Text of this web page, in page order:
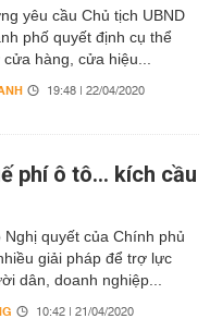
yêu cầu Chủ tịch UBND
phố quyết định cụ thể
hàng, cửa hiệu...
19:48 | 22/04/2020
phí ô tô... kích cầu
Nghị quyết của Chính phủ
giải pháp để trợ lực
dân, doanh nghiệp...
10:42 | 21/04/2020